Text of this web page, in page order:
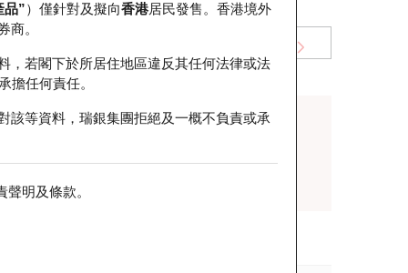
品”）僅針對及擬向香港居民發售。香港境外
商。
，若閣下於所居住地區違反其任何法律或法
擔任何責任。
該等資料，瑞銀集團拒絕及一概不負責或承
聲明及條款。
搜尋 重置